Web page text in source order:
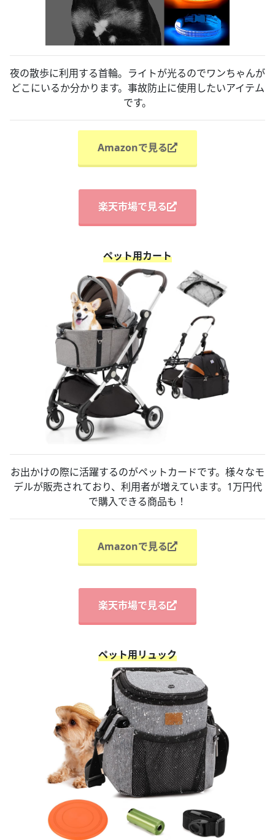
夜の散歩に利用する首輪。ライトが光るのでワンちゃんが
どこにいるか分かります。事故防止に使用したいアイテム
です。
Amazonで見る
楽天市場で見る
ペット用カート
お出かけの際に活躍するのがペットカードです。様々なモ
デルが販売されており、利用者が増えています。1万円代
で購入できる商品も！
Amazonで見る
楽天市場で見る
ペット用リュック